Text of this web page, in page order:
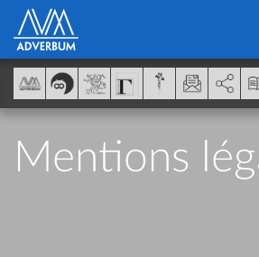
Mentions
Panel de gestión de cookies